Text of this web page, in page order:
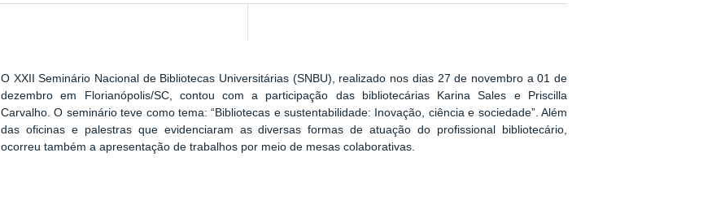
O XXII Seminário Nacional de Bibliotecas Universitárias (SNBU), realizado nos dias 27 de novembro a 01 de
dezembro em Florianópolis/SC, contou com a participação das bibliotecárias Karina Sales e Priscilla
Carvalho. O seminário teve como tema: “Bibliotecas e sustentabilidade: Inovação, ciência e sociedade”. Além
das oficinas e palestras que evidenciaram as diversas formas de atuação do profissional bibliotecário,
ocorreu também a apresentação de trabalhos por meio de mesas colaborativas.